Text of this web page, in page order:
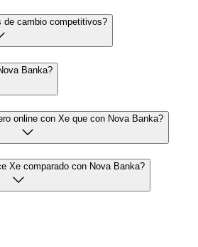
cambio competitivos?
Banka?
online con Xe que con Nova Banka?
Xe comparado con Nova Banka?